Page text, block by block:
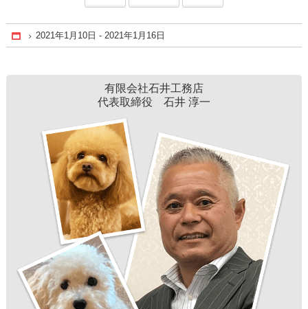
Home
2021年1月10日 - 2021年1月16日
有限会社石井工務店
代表取締役 石井 淳一